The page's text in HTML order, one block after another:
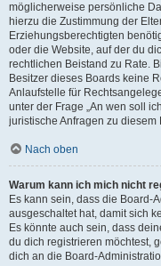
möglicherweise persönliche
hierzu die Zustimmung der
Erziehungsberechtigten
oder die Website, auf der du
rechtlichen Beistand zu Rate.
Besitzer dieses Boards keine
Anlaufstelle für
unter der Frage „An wen soll
juristische Anfragen zu
Nach oben
Warum kann ich mich nicht
Es kann sein, dass die Board-
ausgeschaltet hat, damit sich
Es könnte auch sein, dass
du dich registrieren möchtest,
dich an die Board-